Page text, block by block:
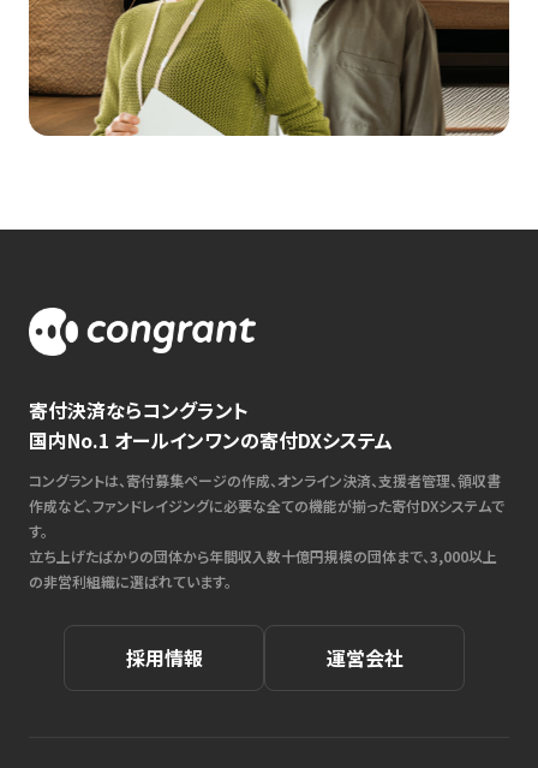
寄付決済ならコングラント
国内No.1 オールインワンの寄付DXシステム
コングラントは、寄付募集ページの作成、オンライン決済、支援者管理、領収書
作成など、ファンドレイジングに必要な全ての機能が揃った寄付DXシステムで
す。
立ち上げたばかりの団体から年間収入数十億円規模の団体まで、3,000以上
の非営利組織に選ばれています。
採用情報 運営会社